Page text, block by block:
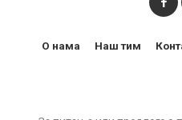
О нама Наш тим